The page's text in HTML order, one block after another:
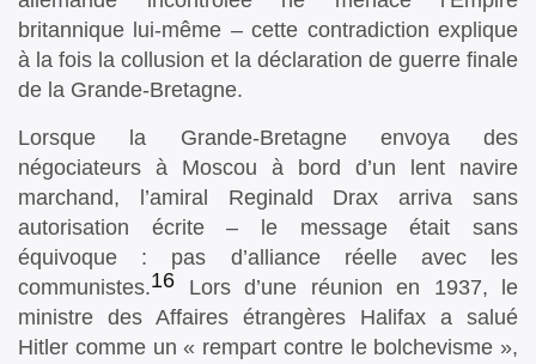
britannique lui-même – cette contradiction explique
à la fois la collusion et la déclaration de guerre finale
de la Grande-Bretagne.
Lorsque la Grande-Bretagne envoya des
négociateurs à Moscou à bord d’un lent navire
marchand, l’amiral Reginald Drax arriva sans
autorisation écrite – le message était sans
équivoque : pas d’alliance réelle avec les
communistes.16 Lors d’une réunion en 1937, le
ministre des Affaires étrangères Halifax a salué
Hitler comme un « rempart contre le bolchevisme »,